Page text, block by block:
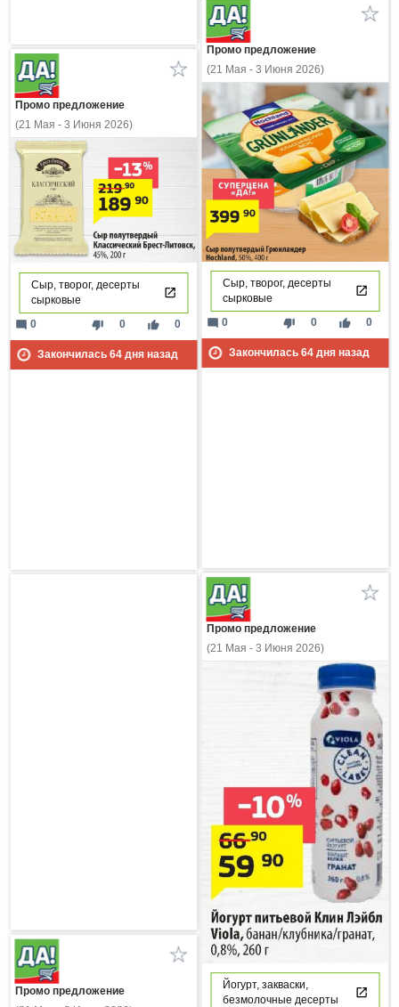
Промо предложение
(21 Мая - 3 Июня 2026)
Сыр, творог, десерты
сырковые
thumb_down 0 thumb_up 0
mode_comment 0
Закончилась 64дня назад
Промо предложение
(21 Мая - 3 Июня 2026)
Сыр, творог, десерты
сырковые
thumb_down 0 thumb_up 0
mode_comment 0
Закончилась 64дня назад
Промо предложение
(21 Мая - 3 Июня 2026)
Йогурт, закваски,
безмолочные десерты
Промо предложение